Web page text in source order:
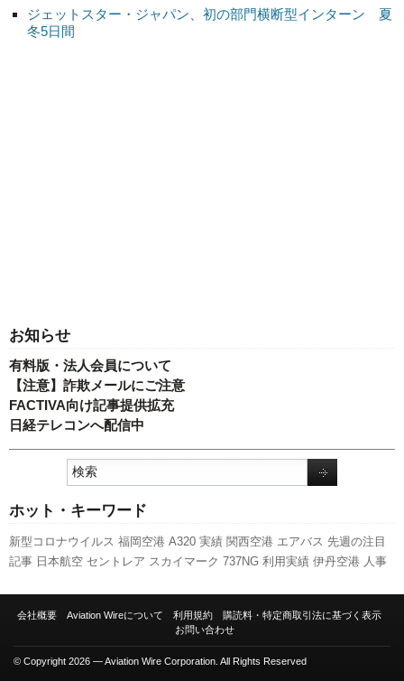
ジェットスター・ジャパン、初の部門横断型インターン 夏
冬5日間
お知らせ
有料版・法人会員について
【注意】詐欺メールにご注意
FACTIVA向け記事提供拡充
日経テレコンへ配信中
ホット・キーワード
新型コロナウイルス 福岡空港 A320 実績 関西空港 エアバス 先週の注目
記事 日本航空 セントレア スカイマーク 737NG 利用実績 伊丹空港 人事
ョン スターフライヤー キャンペーン 国交省航空局 全日空 成田空港 国交
会社概要 Aviation Wireについて 利用規約
購読料・特定商取引法に基づく表示
お問い合わせ
© Copyright 2026 — Aviation Wire Corporation. All Rights Reserved